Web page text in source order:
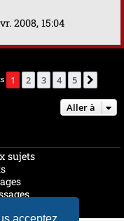
acceptez
2008, 15:04
1 2 3 4 5
Aller à
sujets